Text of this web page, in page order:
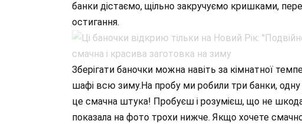
банки дістаємо, щільно закручуємо кришками,
остигання.
Зберігати баночки можна навіть за кімнатної
шафі всю зиму.На пробу ми робили три банки, одну
це смачна штука! Пробуєш і розумієш, що не шкода
показала на фото трохи нижче. Якщо хочете